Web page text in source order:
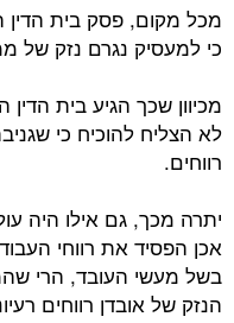
מכל מקום, פסק בית הדין
כי למעסיק נגרם נזק של
מכיוון שכך הגיע בית
לא הצליח להוכיח כי
רווחים.
יתרה מכך, גם אילו היה
אכן הפסיד את רווחי
בשל מעשי העובד, הרי
הנזק של אובדן רווחים